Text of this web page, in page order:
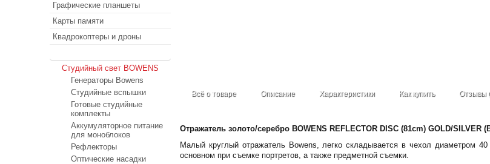
Всё о товаре Описание Характеристики Как купить Отзывы
Отражатель золото/серебро BOWENS REFLECTOR DISC (81cm) GOLD/SILVER
Малый круглый отражатель Bowens, легко складывается в чехол диаметром
основном при съемке портретов, а также предметной съемки.
Графические планшеты
Карты памяти
Квадрокоптеры и дроны
Студийный свет BOWENS
Генераторы Bowens
Студийные вспышки
Готовые студийные
комплекты
Аккумуляторное питание
для моноблоков
Рефлекторы
Оптические насадки